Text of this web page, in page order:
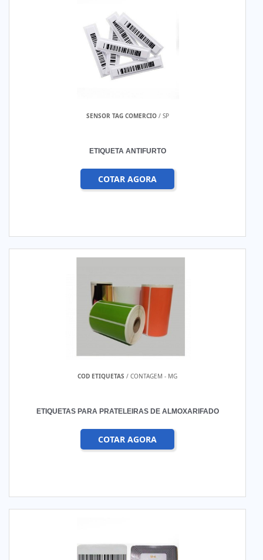
SENSOR TAG COMERCIO/ SP
ETIQUETA ANTIFURTO
COTAR AGORA
COD ETIQUETAS / CONTAGEM - MG
ETIQUETAS PARA PRATELEIRAS DE ALMOXARIFADO
COTAR AGORA